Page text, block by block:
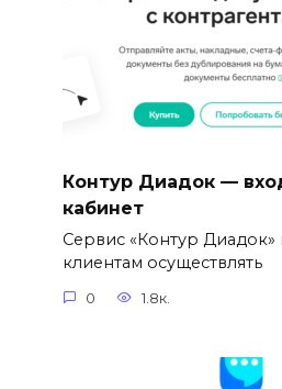
Контур Диадок —
кабинет
Сервис «Контур Диадок»
клиентам осуществлять
0 1.8к.